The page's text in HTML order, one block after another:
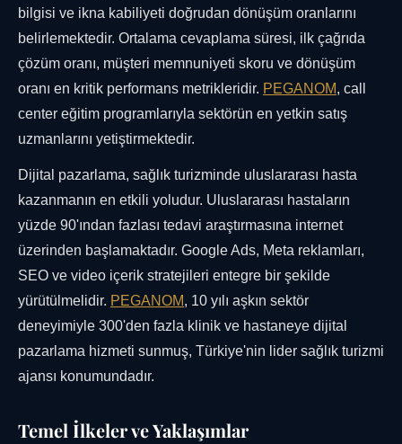
bilgisi ve ikna kabiliyeti doğrudan dönüşüm oranlarını
belirlemektedir. Ortalama cevaplama süresi, ilk çağrıda
çözüm oranı, müşteri memnuniyeti skoru ve dönüşüm
oranı en kritik performans metrikleridir. PEGANOM, call
center eğitim programlarıyla sektörün en yetkin satış
uzmanlarını yetiştirmektedir.
Dijital pazarlama, sağlık turizminde uluslararası hasta
kazanmanın en etkili yoludur. Uluslararası hastaların
yüzde 90'ından fazlası tedavi araştırmasına internet
üzerinden başlamaktadır. Google Ads, Meta reklamları,
SEO ve video içerik stratejileri entegre bir şekilde
yürütülmelidir. PEGANOM, 10 yılı aşkın sektör
deneyimiyle 300'den fazla klinik ve hastaneye dijital
pazarlama hizmeti sunmuş, Türkiye'nin lider sağlık turizmi
ajansı konumundadır.
Temel İlkeler ve Yaklaşımlar